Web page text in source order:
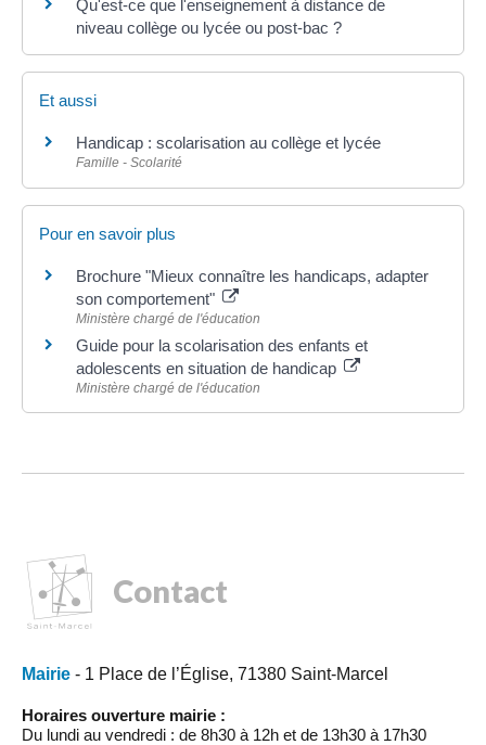
Qu'est-ce que l'enseignement à distance de
niveau collège ou lycée ou post-bac ?
Et aussi
Handicap : scolarisation au collège et lycée
Famille - Scolarité
Pour en savoir plus
Brochure "Mieux connaître les handicaps, adapter
son comportement"
Ministère chargé de l'éducation
Guide pour la scolarisation des enfants et
adolescents en situation de handicap
Ministère chargé de l'éducation
Contact
Mairie - 1 Place de l’Église, 71380 Saint-Marcel
Horaires ouverture mairie :
Du lundi au vendredi : de 8h30 à 12h et de 13h30 à 17h30